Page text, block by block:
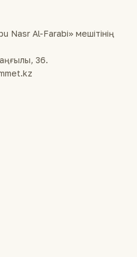
Nasr Al-Farabi» мешітінің
36.